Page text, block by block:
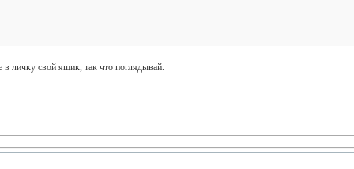
личку свой ящик, так что поглядывай.